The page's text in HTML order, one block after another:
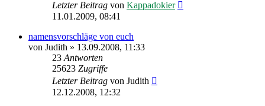
Letzter Beitrag von Kappadokier
11.01.2009, 08:41
namensvorschläge von euch
von Judith » 13.09.2008, 11:33
23 Antworten
25623 Zugriffe
Letzter Beitrag von Judith
12.12.2008, 12:32